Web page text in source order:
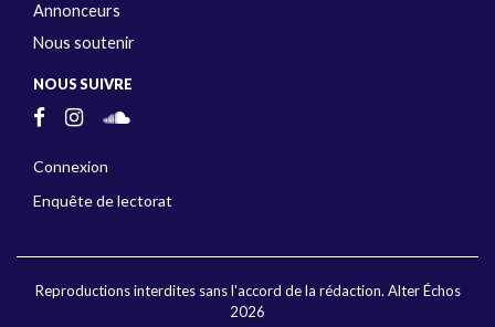
Annonceurs
Nous soutenir
NOUS SUIVRE
Connexion
Enquête de lectorat
Reproductions interdites sans l'accord de la rédaction. Alter Échos
2026